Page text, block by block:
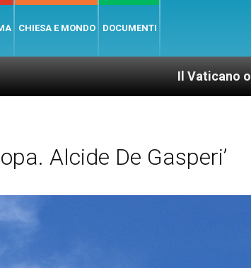
CHIESA E MONDO DOCUMENTI
Il Vaticano offre 20 punti
Alcide De Gasperi’